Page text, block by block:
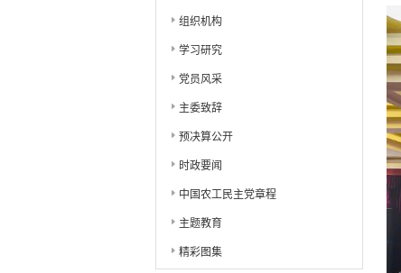
组织机构
学习研究
党员风采
主委致辞
预决算公开
时政要闻
中国农工民主党章程
主题教育
精彩图集